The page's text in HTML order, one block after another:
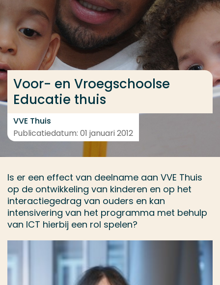
Ga direct naar de content
... > Projectfeiten
Voor- en Vroegschoolse
Educatie thuis
VVE Thuis
Publicatiedatum: 01 januari 2012
Is er een effect van deelname aan VVE Thuis
op de ontwikkeling van kinderen en op het
interactiegedrag van ouders en kan
intensivering van het programma met behulp
van ICT hierbij een rol spelen?
Veel gezocht
Opleiding
Contact